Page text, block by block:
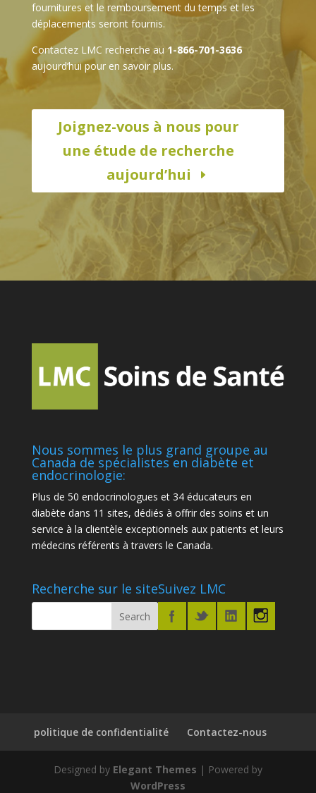
fournitures et le remboursement du temps et les
déplacements seront fournis.
Contactez LMC recherche au 1-866-701-3636
aujourd’hui pour en savoir plus.
Joignez-vous à nous pour
une étude de recherche
aujourd’hui
Nous sommes le plus grand groupe au
Canada de spécialistes en diabète et
endocrinologie:
Plus de 50 endocrinologues et 34 éducateurs en
diabète dans 11 sites, dédiés à offrir des soins et un
service à la clientèle exceptionnels aux patients et leurs
médecins référents à travers le Canada.
Recherche sur le siteSuivez LMC
politique de confidentialité Contactez-nous
Designed by Elegant Themes | Powered by
WordPress